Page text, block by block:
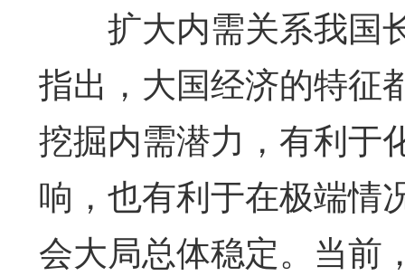
扩大内需关系我国
指出，大国经济的特征
挖掘内需潜力，有利于
响，也有利于在极端情
会大局总体稳定。当前